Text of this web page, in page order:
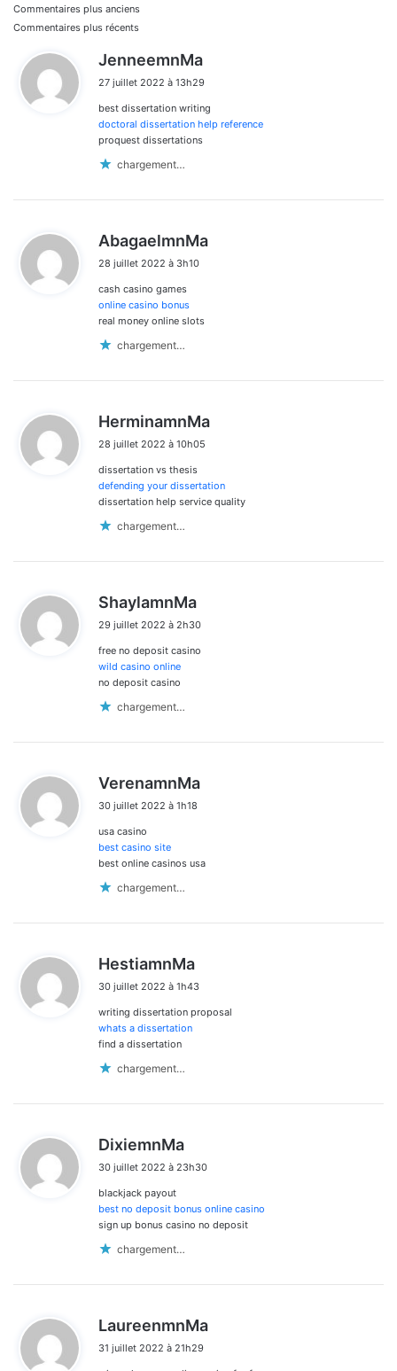
Navigation
dans
les
commentaires
Commentaires plus anciens
Commentaires plus récents
JenneemnMa
t
:
27 juillet 2022 à 13h29
best dissertation writing
doctoral dissertation help reference
proquest dissertations
chargement…
AbagaelmnMa
28 juillet 2022 à 3h10
cash casino games
online casino bonus
real money online slots
chargement…
HerminamnMa
:
28 juillet 2022 à 10h05
dissertation vs thesis
defending your dissertation
dissertation help service quality
chargement…
ShaylamnMa
t
29 juillet 2022 à 2h30
free no deposit casino
wild casino online
no deposit casino
chargement…
VerenamnMa
30 juillet 2022 à 1h18
usa casino
best casino site
best online casinos usa
chargement…
HestiamnMa
t
30 juillet 2022 à 1h43
writing dissertation proposal
whats a dissertation
find a dissertation
chargement…
DixiemnMa
t
:
30 juillet 2022 à 23h30
blackjack payout
best no deposit bonus online casino
sign up bonus casino no deposit
chargement…
LaureenmnMa
31 juillet 2022 à 21h29